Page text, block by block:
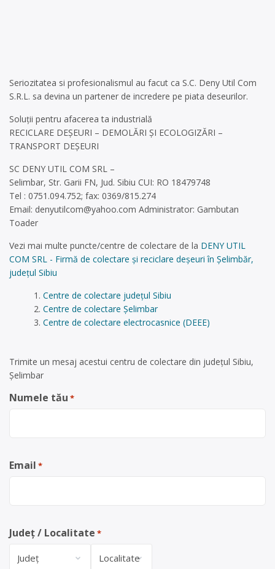
Seriozitatea si profesionalismul au facut ca S.C. Deny Util Com
S.R.L. sa devina un partener de incredere pe piata deseurilor.
Soluții pentru afacerea ta industrială
RECICLARE DEȘEURI – DEMOLĂRI ȘI ECOLOGIZĂRI –
TRANSPORT DEȘEURI
SC DENY UTIL COM SRL –
Selimbar, Str. Garii FN, Jud. Sibiu CUI: RO 18479748
Tel : 0751.094.752; fax: 0369/815.274
Email: denyutilcom@yahoo.com Administrator: Gambutan
Toader
Vezi mai multe puncte/centre de colectare de la DENY UTIL
COM SRL - Firmă de colectare și reciclare deșeuri în Șelimbăr,
județul Sibiu
Centre de colectare județul Sibiu
Centre de colectare Șelimbar
Centre de colectare electrocasnice (DEEE)
Trimite un mesaj acestui centru de colectare din județul Sibiu,
Șelimbar
Numele tău *
Email *
Județ / Localitate *